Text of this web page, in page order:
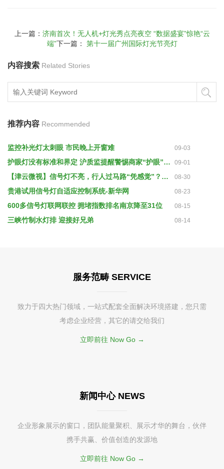
上一篇： 济南首次！无人机+灯光秀点亮夜空 “数据盛宴”惊艳“云
端”下一篇： 第十一届广州国际灯光节亮灯
内容搜索 Related Stories
推荐内容 Recommended
监控补光灯太刺眼 市民晚上开窗难 09-03
护眼灯没有标准和界定 沪质监提醒警惕商家“护眼”噱头 09-01
【津云微视】信号灯不亮，行人过马路“凭感觉”？交警：协调电源，尽快解决！ 08-30
贵港试用信号灯自适应控制系统-新华网 08-23
600多信号灯联网联控 拥堵指数排名南京降至31位 08-15
三峡竹制水灯排 迎接好兄弟 08-14
服务范畴 SERVICE
致力于四大热门领域，一站式配套全面解决环境搭建，您只需
考虑企业经营，其它的请交给我们
立即前往 Now Go →
新闻中心 NEWS
企业形象展示的窗口，团队能量聚积、展示才华的舞台，伙伴
携手共赢、价值创造的发源地
立即前往 Now Go →